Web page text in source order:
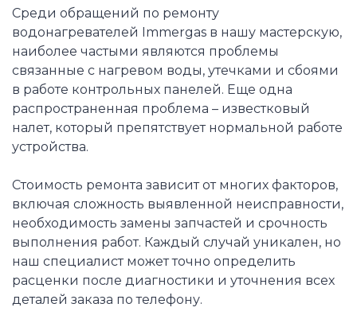
Среди обращений по ремонту
водонагревателей Immergas в нашу мастерскую,
наиболее частыми являются проблемы
связанные с нагревом воды, утечками и сбоями
в работе контрольных панелей. Еще одна
распространенная проблема – известковый
налет, который препятствует нормальной работе
устройства.
Стоимость ремонта зависит от многих факторов,
включая сложность выявленной неисправности,
необходимость замены запчастей и срочность
выполнения работ. Каждый случай уникален, но
наш специалист может точно определить
расценки после диагностики и уточнения всех
деталей заказа по телефону.